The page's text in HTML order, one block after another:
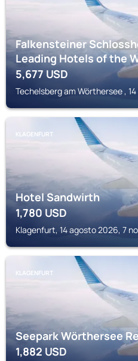
Falkensteiner
Leading Hotels of the
5,677USD
Techelsberg am Wörthersee ,
KLAGENFURT
Hotel Sandwirth
1,780USD
Klagenfurt, 14 agosto 2026, 7
KLAGENFURT
Seepark Wörthersee
1,882USD